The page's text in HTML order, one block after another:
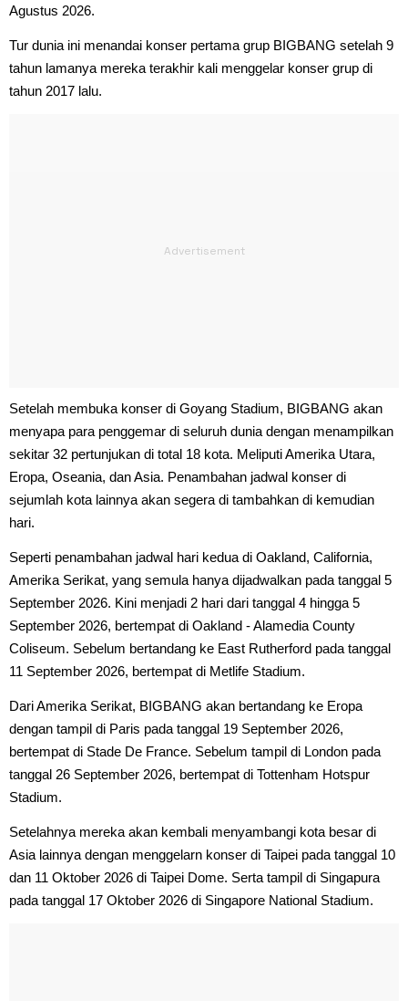
Agustus 2026.
Tur dunia ini menandai konser pertama grup BIGBANG setelah 9
tahun lamanya mereka terakhir kali menggelar konser grup di
tahun 2017 lalu.
Setelah membuka konser di Goyang Stadium, BIGBANG akan
menyapa para penggemar di seluruh dunia dengan menampilkan
sekitar 32 pertunjukan di total 18 kota. Meliputi Amerika Utara,
Eropa, Oseania, dan Asia. Penambahan jadwal konser di
sejumlah kota lainnya akan segera di tambahkan di kemudian
hari.
Seperti penambahan jadwal hari kedua di Oakland, California,
Amerika Serikat, yang semula hanya dijadwalkan pada tanggal 5
September 2026. Kini menjadi 2 hari dari tanggal 4 hingga 5
September 2026, bertempat di Oakland - Alamedia County
Coliseum. Sebelum bertandang ke East Rutherford pada tanggal
11 September 2026, bertempat di Metlife Stadium.
Dari Amerika Serikat, BIGBANG akan bertandang ke Eropa
dengan tampil di Paris pada tanggal 19 September 2026,
bertempat di Stade De France. Sebelum tampil di London pada
tanggal 26 September 2026, bertempat di Tottenham Hotspur
Stadium.
Setelahnya mereka akan kembali menyambangi kota besar di
Asia lainnya dengan menggelarn konser di Taipei pada tanggal 10
dan 11 Oktober 2026 di Taipei Dome. Serta tampil di Singapura
pada tanggal 17 Oktober 2026 di Singapore National Stadium.